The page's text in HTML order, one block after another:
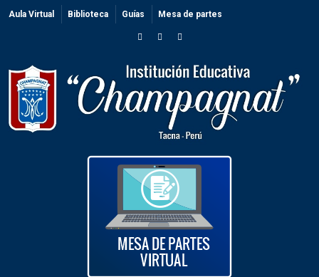
Aula Virtual Biblioteca Guías Mesa de partes